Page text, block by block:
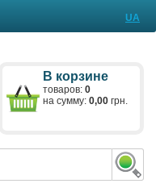
UA
В корзине
товаров: 0
на сумму: 0,00грн.